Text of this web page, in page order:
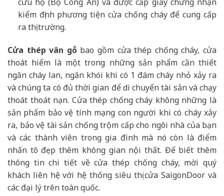
kiểm định phương tiện cửa chống cháy để cung cấp
ra thị trường.
Cửa thép vân gỗbao gồm cửa thép chống cháy, cửa
thoát hiểm là một trong những sản phẩm cần thiết
ngăn cháy lan, ngăn khói khi có 1 đám cháy nhỏ xảy ra
và chúng ta có đủ thời gian để di chuyển tài sản và chạy
thoát thoát nạn. Cửa thép chống cháy không những là
sản phẩm bảo vệ tính mạng con người khi có cháy xảy
ra, bảo vệ tài sản chống trộm cấp cho ngôi nhà của bạn
và các thành viên trong gia đình mà nó còn là điểm
nhấn tô đẹp thêm không gian nội thất. Để biết thêm
thông tin chi tiết về cửa thép chống cháy, mời quý
khách liên hệ với hệ thống siêu thị cửa SaigonDoor và
các đại lý trên toàn quốc.